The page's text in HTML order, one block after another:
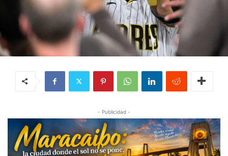
- Publicidad -